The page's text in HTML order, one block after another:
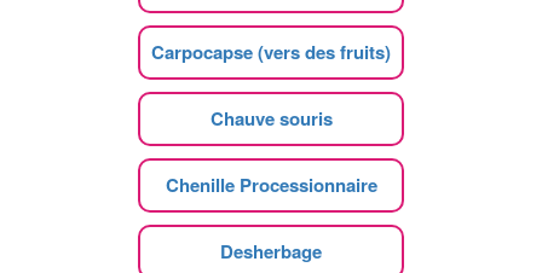
Carpocapse (vers des fruits)
Chauve souris
Chenille Processionnaire
Desherbage